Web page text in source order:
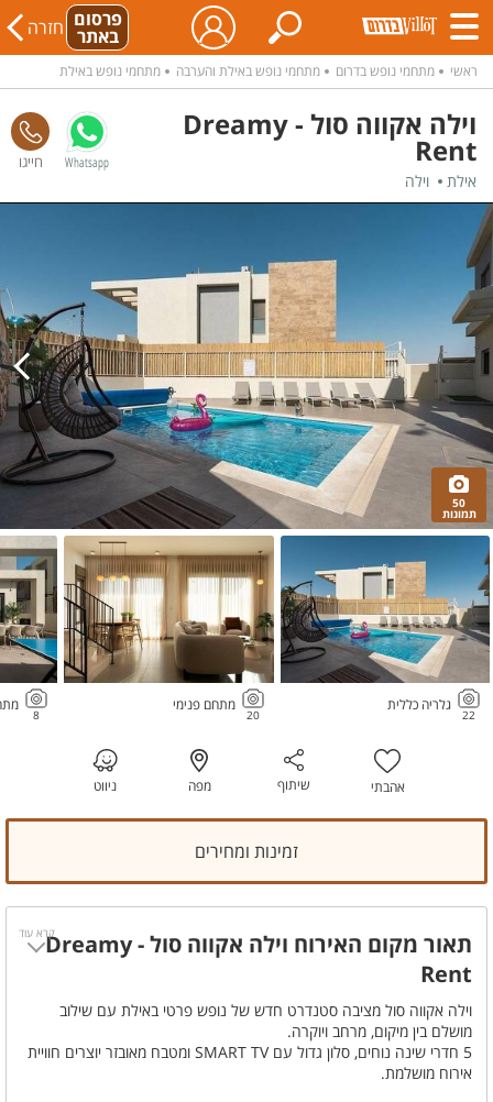
פרסום
באתר חזרה
ראשי מתחמי נופש בדרום מתחמי נופש באילת והערבה מתחמי נופש באילת
וילה אקווה סול - Dreamy
Rent
אילת וילה
Whatsapp
50
תמונות
22
גלריה כללית
20
מתחם פנימי
8
אהבתי שיתוף מפה ניווט
זמינות ומחירים
תאור מקום האירוח וילה אקווה סול - Dreamy
Rent
וילה אקווה סול מציבה סטנדרט חדש של נופש פרטי באילת עם שילוב
מושלם בין מיקום, מרחב ויוקרה.
5 חדרי שינה נוחים, סלון גדול עם SMART TV ומטבח מאובזר יוצרים חוויית
אירוח מושלמת.
קרא עוד